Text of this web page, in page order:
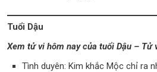
Tuổi Dậu
Xem tử vi hôm nay của tuổi Dậu – Tử
Tình duyên: Kim khắc Mộc chỉ ra